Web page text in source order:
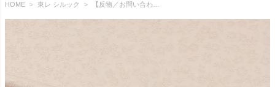
HOME 東レ シルック 【反物／お問い合わせ商品】東レシルック 色無地